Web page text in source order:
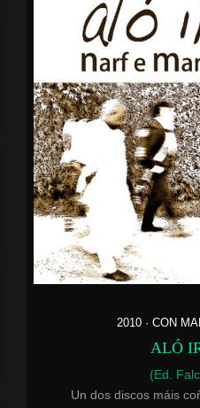
2010 · CON
ALÓ
(Ed.
Un dos discos máis